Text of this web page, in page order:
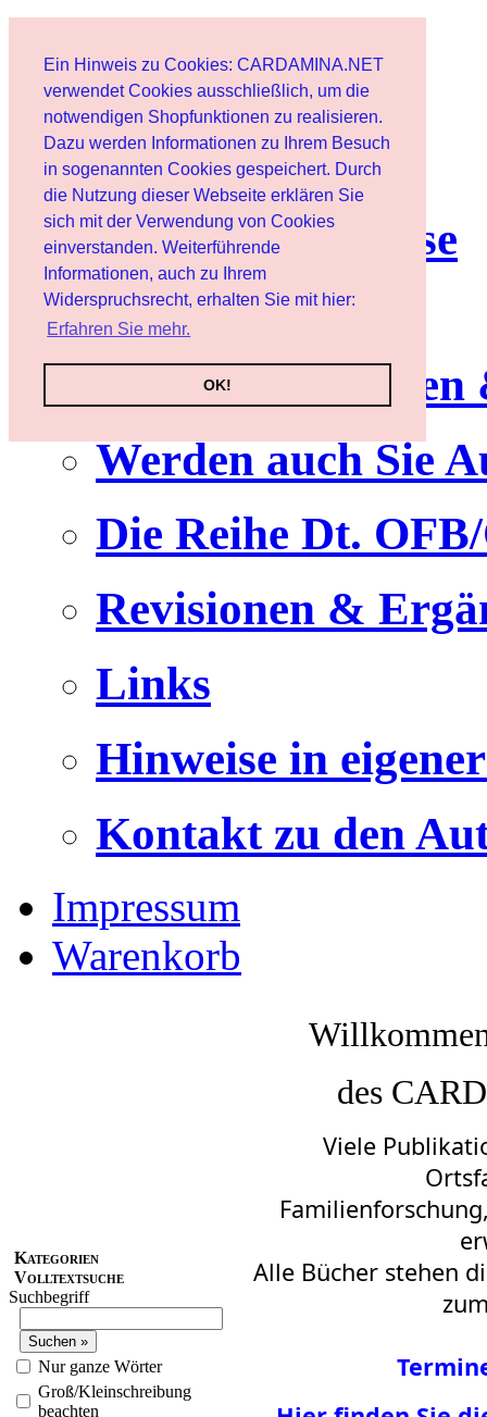
Ein Hinweis zu Cookies: CARDAMINA.NET
verwendet Cookies ausschließlich, um die
notwendigen Shopfunktionen zu realisieren.
Dazu werden Informationen zu Ihrem Besuch
in sogenannten Cookies gespeichert. Durch
die Nutzung dieser Webseite erklären Sie
sich mit der Verwendung von Cookies
einverstanden. Weiterführende
Informationen, auch zu Ihrem
Widerspruchsrecht, erhalten Sie mit hier:
Erfahren Sie mehr.
OK!
Benutzer
Newsletter
Nutzungshinweise
Service
Werden auch Sie
Die Reihe Dt.
Revisionen &
Links
Hinweise in
Kontakt zu den
Impressum
Warenkorb
Kategorien
Volltextsuche
Suchbegriff
Nur ganze Wörter
Groß/Kleinschreibung
beachten
des
Viele
Alle Bücher stehen